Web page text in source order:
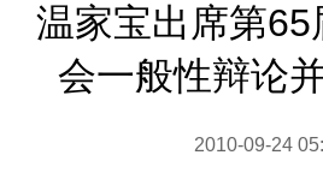
温家宝出席第65
会一般性辩论
2010-09-24